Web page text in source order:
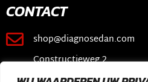
CONTACT
shop@diagnosedan.com
Constructieweg 2
3641 SB Mijdrecht